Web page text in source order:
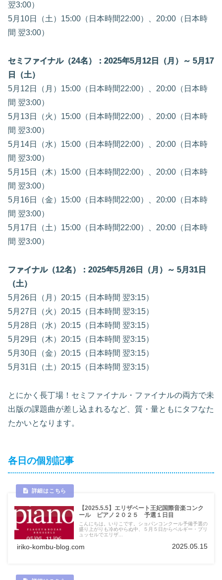
翌3:00）
5月10日（土）15:00（日本時間22:00）、20:00（日本時
間 翌3:00）
セミファイナル（24名）：2025年5月12日（月）～ 5月17
日（土）
5月12日（月）15:00（日本時間22:00）、20:00（日本時
間 翌3:00）
5月13日（火）15:00（日本時間22:00）、20:00（日本時
間 翌3:00）
5月14日（水）15:00（日本時間22:00）、20:00（日本時
間 翌3:00）
5月15日（木）15:00（日本時間22:00）、20:00（日本時
間 翌3:00）
5月16日（金）15:00（日本時間22:00）、20:00（日本時
間 翌3:00）
5月17日（土）15:00（日本時間22:00）、20:00（日本時
間 翌3:00）
ファイナル（12名）：2025年5月26日（月）～ 5月31日
（土）
5月26日（月）20:15（日本時間 翌3:15）
5月27日（火）20:15（日本時間 翌3:15）
5月28日（水）20:15（日本時間 翌3:15）
5月29日（木）20:15（日本時間 翌3:15）
5月30日（金）20:15（日本時間 翌3:15）
5月31日（土）20:15（日本時間 翌3:15）
とにかく長丁場！セミファイナル・ファイナルの両方で未
出版の課題曲が差し込まれるなど、質・量ともにタフなた
たかいとなります。
各日の個別記事
【2025.5.5】エリザベート王妃国際音楽コンク
ール ピアノ２０２５ 予選１日目
こんにちは。いりこです。ショパンコンクール予備予選の
盛り上がりも冷めやらぬ中、５月５日からベルギー・ブリ
ュッセルでエリザ...
iriko-kombu-blog.com 2025.05.15